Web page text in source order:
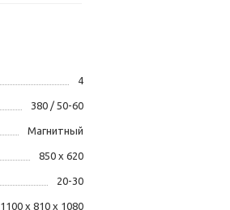
4
380 / 50-60
Магнитный
850 х 620
20-30
1100 х 810 х 1080